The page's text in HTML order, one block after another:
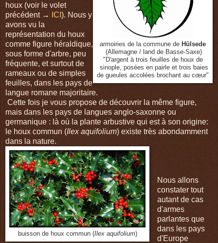
armoiries de la commune de Hülsede
(Allemagne / land de Basse-Saxe)
"D'argent à trois feuilles de houx de
sinople, posées en pairle et trois baies
de gueules accolées brochant au cœur"
houx (voir le volet
précédent →
ICI ). Nous y
avons vu la
représentation du houx
comme figure héraldique,
sous forme d'arbre, peu
fréquente, et surtout de
rameaux ou de simples
feuilles, dans les pays de
langue romane majoritaire.
Cette fois je vous propose de découvrir la même figure,
mais dans les pays de langues anglo-saxonne ou
germanique : là où la plante arbustive qui est à son origine:
le houx commun (Ilex aquifolium) existe très abondamment
dans la nature.
buisson de houx commun (Ilex aquifolium)
Nous allons
constater tout
autant de cas
d'armes
parlantes que
dans les pays
d'Europe